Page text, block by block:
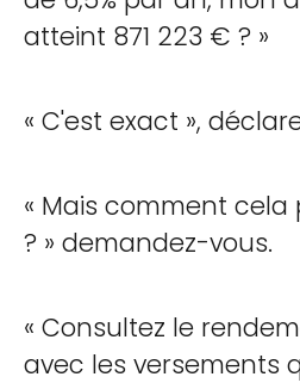
atteint 871 223 € ? »
« C'est exact »,
« Mais comment
? » demandez-vous.
« Consultez le
avec les versements